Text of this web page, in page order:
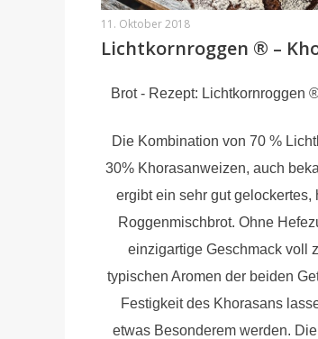
11. Oktober 2018
Lichtkornroggen ® –
Brot - Rezept: Lichtkornroggen
Die Kombination von 70 %
30% Khorasanweizen, auch
ergibt ein sehr gut gelockertes,
Roggenmischbrot. Ohne
einzigartige Geschmack voll
typischen Aromen der beiden
Festigkeit des Khorasans
etwas Besonderem werden.